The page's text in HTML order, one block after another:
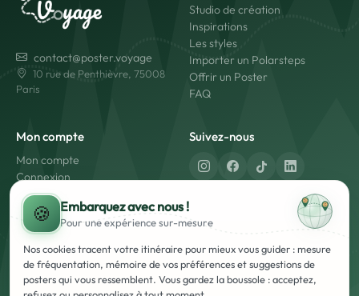
contact@poster.voyage
10 rue de Penthièvre, 75008
Paris
Studio de création
Inspirations
Les styles
Importer un Polarsteps
Offrir un Poster
FAQ
Mon compte
Mon compte
Connexion
Créer un compte
Suivez-nous
Paiement sécurisé
🍪 Embarquez avec nous !
Pour une expériencesur-mesure
Nos cookies tracent votre itinéraire pour mieux vous guider : mesure
de fréquentation, mémoire de vos préférences et suggestions de
posters qui vous ressemblent. Vous gardez la boussole : acceptez,